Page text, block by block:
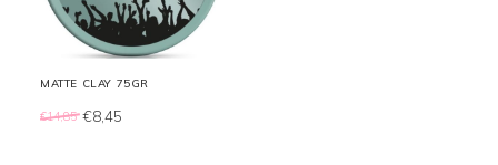
MATTE CLAY 75GR
€14,85 €8,45